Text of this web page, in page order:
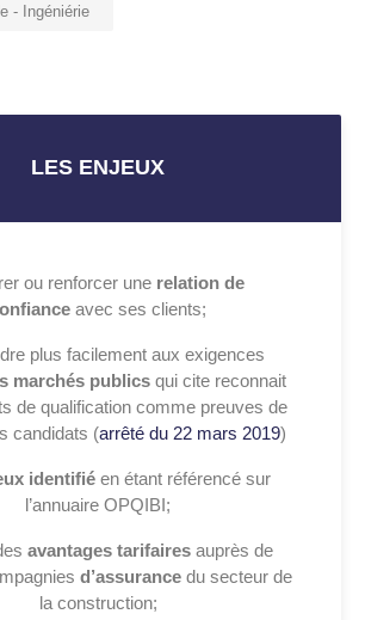
- Ingéniérie
LES ENJEUX
ou renforcer une relation de
avec ses clients;
plus facilement aux exigences
marchés publics qui cite reconnait
de qualification comme preuves de
candidats (arrêté du 22 mars 2019)
identifiéen étant référencé sur
l’annuaire OPQIBI;
avantages tarifairesauprès de
d’assurance du secteur de
la construction;